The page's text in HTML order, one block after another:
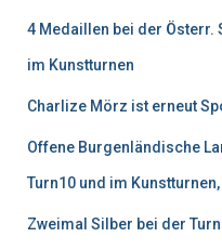
4 Medaillen bei der
im Kunstturnen
Charlize Mörz ist erneut
Offene Burgenländische
Turn10 und im
Zweimal Silber bei der